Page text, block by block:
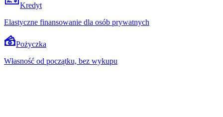
Kredyt
Elastyczne finansowanie dla osób prywatnych
Pożyczka
Własność od początku, bez wykupu